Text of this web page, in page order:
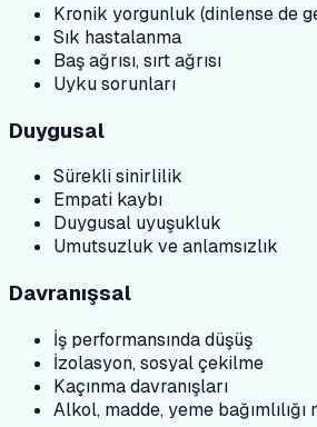
Kronik yorgunluk (dinlense de
Sık hastalanma
Baş ağrısı, sırt ağrısı
Uyku sorunları
Duygusal
Sürekli sinirlilik
Empati kaybı
Duygusal uyuşukluk
Umutsuzluk ve anlamsızlık
Davranışsal
İş performansında düşüş
İzolasyon, sosyal çekilme
Kaçınma davranışları
Alkol, madde, yeme bağımlılığı